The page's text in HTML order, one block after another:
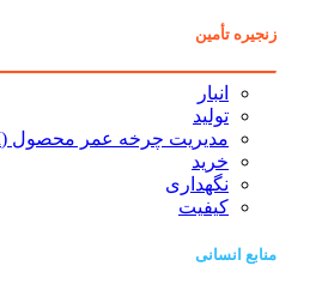
زنجیره تأمین
انبار
تولید
مدیریت چرخه عمر محصول (PLM)
خرید
نگهداری
کیفیت
منابع انسانی